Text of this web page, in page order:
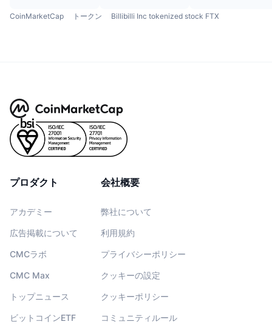
CoinMarketCap トークン Billibilli Inc tokenized stock FTX
プロダクト
アカデミー
広告掲載について
CMCラボ
CMC Max
トップニュース
ビットコインETF
会社概要
弊社について
利用規約
プライバシーポリシー
クッキーの設定
クッキーポリシー
コミュニティルール